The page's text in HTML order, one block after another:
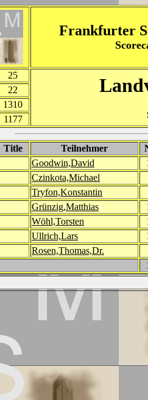
Frankfurter
25
22
1310
1177
Title Teilnehmer
Goodwin,David
Czinkota,Michael
Tryfon,Konstantin
Grünzig,Matthias
Wöhl,Torsten
Ullrich,Lars
Rosen,Thomas,Dr.